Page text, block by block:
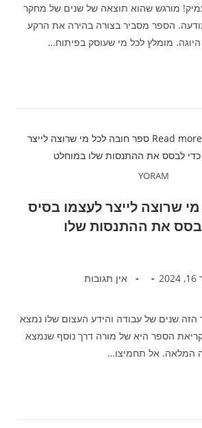
מורגש שהוא תוצאה של שנים של מחקר
הספר מסביר בצורה בהירה את הרקע
היוגה. מומלץ לכל מי שעוסק בפיתוח…
YORAM
שרוצה לייצר לעצמו בסיס
את ההתנסות שלו
אין תגובות
שנים של עבודה והידע העצום שלו נמצא
הספר היא של מורה דרך נוסף שנמצא
המלאה. אל תחמיצו…